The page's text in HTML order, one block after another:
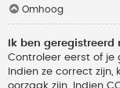
Omhoog
Ik ben
Controleer eerst of je
Indien ze correct zijn,
oorzaak zijn. Indien